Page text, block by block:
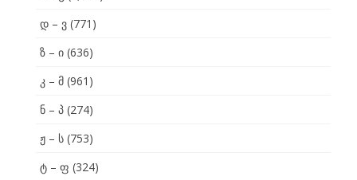
დ – ვ (771)
ზ – ი (636)
კ – მ (961)
ნ – პ (274)
ჟ – ს (753)
ტ – ფ (324)